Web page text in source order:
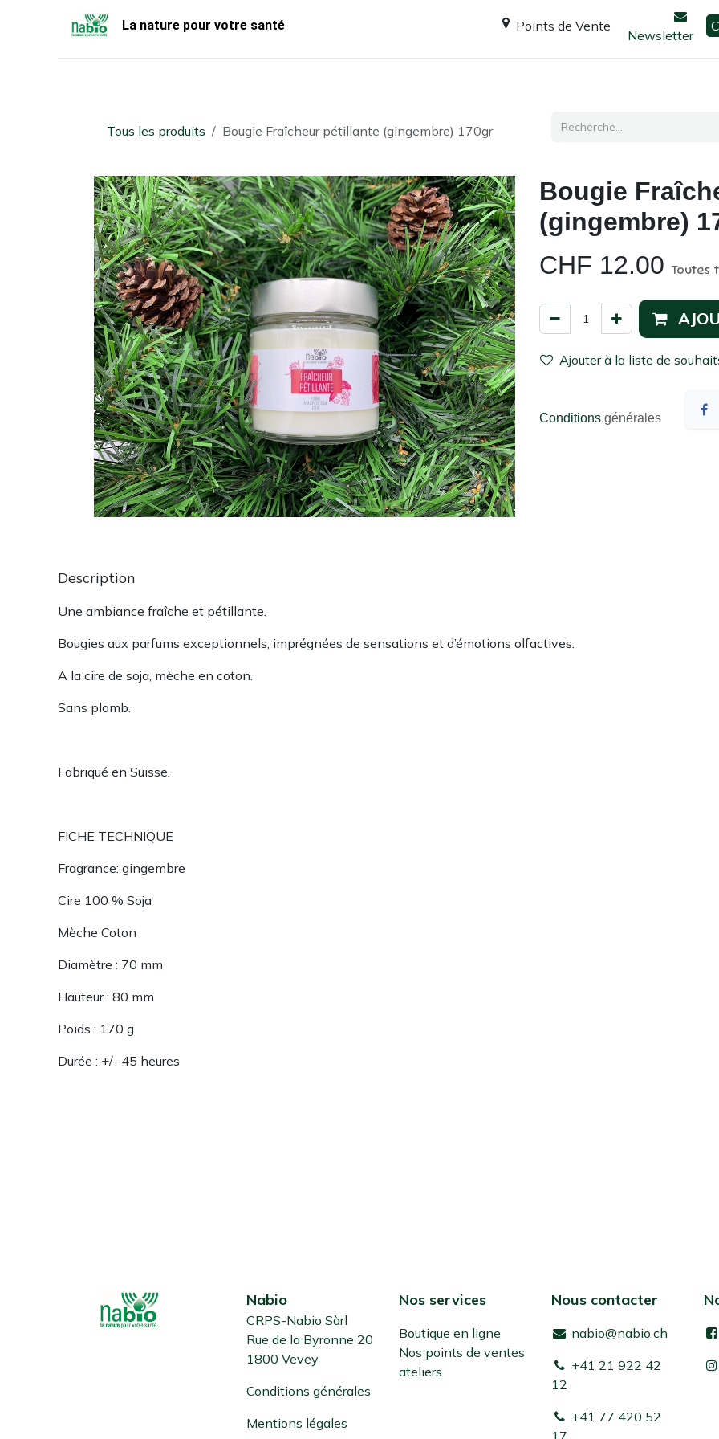
La nature pour votre santé Points de Vente
Newsletter
Tous les produits Bougie Fraîcheur pétillante (gingembre) 170gr
Bougie
(gingembre)
CHF 12.00 Toutes
Ajouter à la liste de
Conditions générales
Description
Une ambiance fraîche et pétillante.
Bougies aux parfums exceptionnels, imprégnées de sensations et d’émotions olfactives.
A la cire de soja, mèche en coton.
Sans plomb.
Fabriqué en Suisse.
FICHE TECHNIQUE
Fragrance: gingembre
Cire 100 % Soja
Mèche Coton
Diamètre : 70 mm
Hauteur : 80 mm
Poids : 170 g
Durée : +/- 45 heures
Nabio
CRPS-Nabio Sàrl
Rue de la Byronne 20
1800 Vevey
Conditions générales
Mentions légales
Nos services
Boutique en ligne
Nos points de ventes
ateliers
Nous contacter
nabio@nabio.ch
+41 21 922 42
12
+41 77 420 52
17